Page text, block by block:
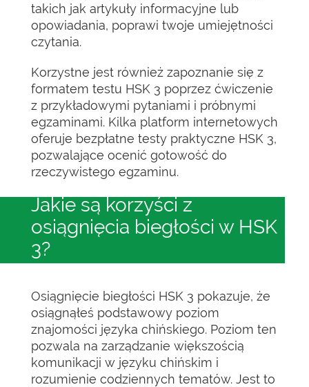
takich jak artykuły informacyjne lub
opowiadania, poprawi twoje umiejętności
czytania.
Korzystne jest również zapoznanie się z
formatem testu HSK 3 poprzez ćwiczenie
z przykładowymi pytaniami i próbnymi
egzaminami. Kilka platform internetowych
oferuje bezpłatne testy praktyczne HSK 3,
pozwalające ocenić gotowość do
rzeczywistego egzaminu.
Jakie są korzyści z
osiągnięcia biegłości w HSK
3?
Osiągnięcie biegłości HSK 3 pokazuje, że
osiągnąłeś podstawowy poziom
znajomości języka chińskiego. Poziom ten
pozwala na zarządzanie większością
komunikacji w języku chińskim i
rozumienie codziennych tematów. Jest to